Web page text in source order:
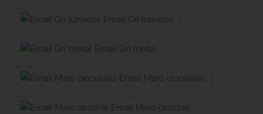
Email Gri luminos
Email Gri metal
Email Maro ciocolatiu
Email Maro deschis